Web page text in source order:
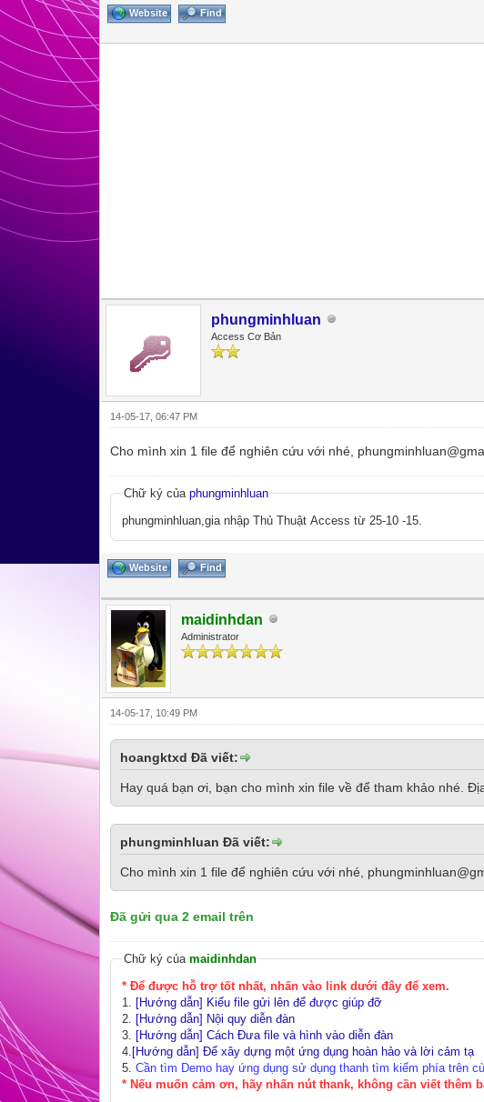
Website Find
phungminhluan
Access Cơ Bản
14-05-17, 06:47 PM
Cho mình xin 1 file để nghiên cứu với nhé,
Chữ ký củaphungminhluan
phungminhluan,gia nhập Thủ Thuật Access từ 25-10 -15.
Website Find
maidinhdan
Administrator
14-05-17, 10:49 PM
hoangktxd Đã viết:
Hay quá bạn ơi, bạn cho mình xin file về để tham khảo nhé.
phungminhluan Đã viết:
Cho mình xin 1 file để nghiên cứu với nhé,
Đã gửi qua 2 email trên
Chữ ký củamaidinhdan
* Để được hỗ trợ tốt nhất, nhấn vào link dưới đây để xem.
1.
[Hướng dẫn] Kiểu file gửi lên để được giúp đỡ
2.
[Hướng dẫn] Nội quy diễn đàn
3.
[Hướng dẫn] Cách Đưa file và hình vào diễn đàn
4. [Hướng dẫn] Để xây dựng một ứng dụng hoàn hảo và lời cảm tạ
5.Cần tìm Demo hay ứng dụng sử dụng thanh tìm kiếm phía trên
* Nếu muốn cảm ơn, hãy nhấn nút thank, không cần viết thêm